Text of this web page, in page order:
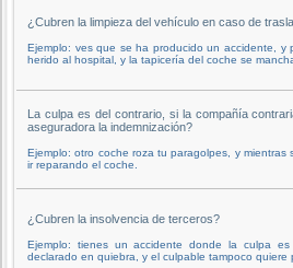
¿Cubren la limpieza del vehículo en caso de
Ejemplo: ves que se ha producido un accidente, y
herido al hospital, y la tapicería del coche se
La culpa es del contrario, si la compañía
aseguradora la indemnización?
Ejemplo: otro coche roza tu paragolpes, y
ir reparando el coche.
¿Cubren la insolvencia de terceros?
Ejemplo: tienes un accidente donde la culpa
declarado en quiebra, y el culpable tampoco quiere